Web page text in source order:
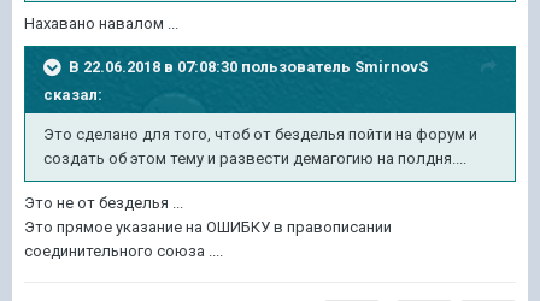
Нахавано навалом ...
В 22.06.2018 в 07:08:30 пользователь SmirnovS
сказал:
Это сделано для того, чтоб от безделья пойти на форум и
создать об этом тему и развести демагогию на полдня....
Это не от безделья ...
Это прямое указание на ОШИБКУ в правописании
соединительного союза ....